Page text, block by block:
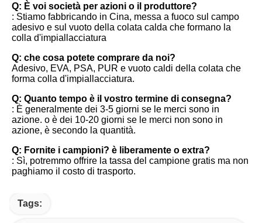
Q: È voi società per azioni o il produttore?
: Stiamo fabbricando in Cina, messa a fuoco sul campo
adesivo e sul vuoto della colata calda che formano la
colla d'impiallacciatura
Q: che cosa potete comprare da noi?
Adesivo, EVA, PSA, PUR e vuoto caldi della colata che
forma colla d'impiallacciatura.
Q: Quanto tempo è il vostro termine di consegna?
: È generalmente dei 3-5 giorni se le merci sono in
azione. o è dei 10-20 giorni se le merci non sono in
azione, è secondo la quantità.
Q: Fornite i campioni? è liberamente o extra?
: Sì, potremmo offrire la tassa del campione gratis ma non
paghiamo il costo di trasporto.
Tags: